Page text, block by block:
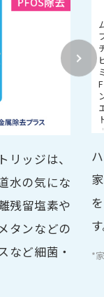
ッジは、
水の気にな
残留塩素や
タンなどの
など細菌・
*